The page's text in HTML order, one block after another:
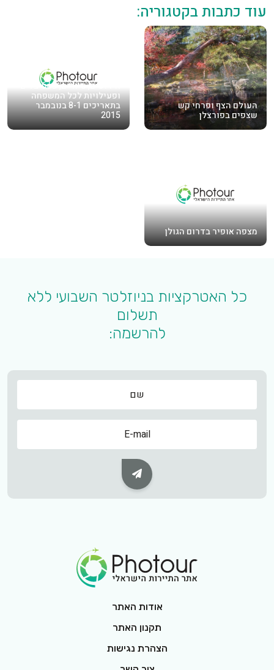
עוד כתבות בקטגוריה:
העולם הצף ופרחי קש
שצפים בפורצלן
אירועים, סיורים, פסטיבלים
ופעילויות לכל המשפחה
בתאריכים 8-1 בנובמבר
2015
מצפה אופיר בדרום הגולן
כל האטרקציות בניוזלטר השבועי ללא
תשלום
להרשמה:
שם
שם
Subscribe Button
אודות האתר
תקנון האתר
הצהרת נגישות